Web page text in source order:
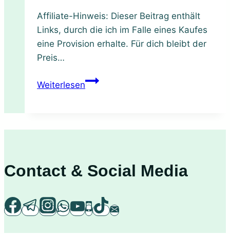
Affiliate-Hinweis: Dieser Beitrag enthält
Links, durch die ich im Falle eines Kaufes
eine Provision erhalte. Für dich bleibt der
Preis…
WeiterlesenLimettenschale:
Contact & Social Media